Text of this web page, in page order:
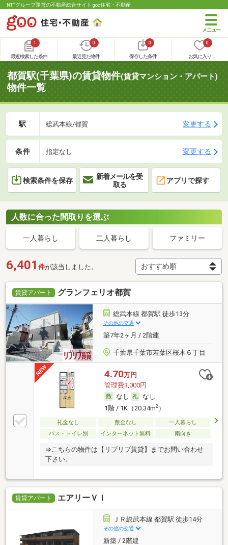
NTTグループ運営の不動産総合サイト goo住宅・不動産
1
最近検索した条件
0
最近見た物件
0
保存した条件
0
お気に入り
都賀駅(千葉県)の賃貸物件(賃貸マンション・アパート)
物件一覧
駅 総武本線/都賀 変更する
条件 指定なし 変更する
検索条件を保存
新着メールを受
取る
アプリで探す
人数に合った間取りを選ぶ
一人暮らし 二人暮らし ファミリー
6,401 件が該当しました。
賃貸アパート グランフェリオ都賀
総武本線 都賀駅 徒歩13分
その他の交通
築7年2ヶ月 / 2階建
千葉県千葉市若葉区桜木６丁目
4.70万円
管理費3,000円
なし
なし
1階 / 1K（20.34m2）
礼金なし 敷金なし
一人暮らし
バス・トイレ別
インターネット無料 南向き
⇒こちらの物件は【リブリブ賃貸】までお問い合わせ
下さい。
賃貸アパート エアリーＶＩ
ＪＲ総武本線 都賀駅 徒歩14分
その他の交通
新築 / 2階建